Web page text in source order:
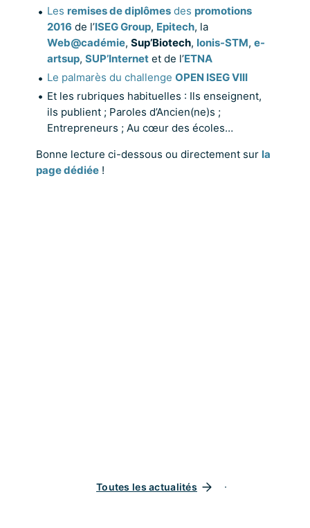
Les remises de diplômes des promotions
2016 de l’ISEG Group, Epitech, la
Web@cadémie, Sup’Biotech, Ionis-STM, e-
artsup, SUP’Internet et de l’ETNA
Le palmarès du challenge OPEN ISEG VIII
Et les rubriques habituelles : Ils enseignent,
ils publient ; Paroles d’Ancien(ne)s ;
Entrepreneurs ; Au cœur des écoles…
Bonne lecture ci-dessous ou directement sur la
page dédiée !
Toutes les actualités